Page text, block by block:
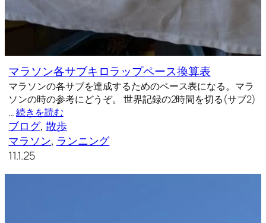
マラソン各サブキロラップペース換算表
マラソンの各サブを達成するためのペース表になる。マラ
ソンの時の参考にどうぞ。 世界記録の2時間を切る(サブ2)
…続きを読む
ブログ, 散歩
マラソン, ランニング
11.1.25